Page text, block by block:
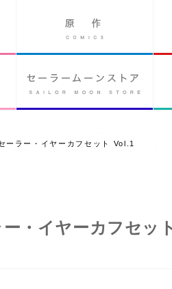
ーラー・イヤーカフセット Vol.1
・イヤーカフセッ